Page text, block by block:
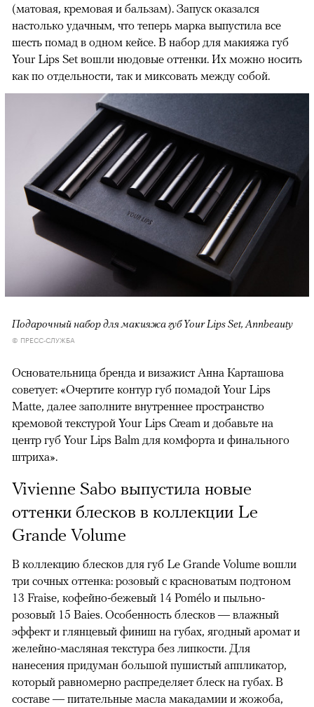
(матовая, кремовая и бальзам). Запуск оказался
настолько удачным, что теперь марка выпустила все
шесть помад в одном кейсе. В набор для макияжа губ
Your Lips Set вошли нюдовые оттенки. Их можно носить
как по отдельности, так и миксовать между собой.
Подарочный набор для макияжа губ Your Lips Set, Annbeauty
© ПРЕСС-СЛУЖБА
Основательница бренда и визажист Анна Карташова
советует: «Очертите контур губ помадой Your Lips
Matte, далее заполните внутреннее пространство
кремовой текстурой Your Lips Cream и добавьте на
центр губ Your Lips Balm для комфорта и финального
штриха».
Vivienne Sabo выпустила новые
оттенки блесков в коллекции Le
Grande Volume
В коллекцию блесков для губ Le Grande Volume вошли
три сочных оттенка: розовый с красноватым подтоном
13 Fraise, кофейно-бежевый 14 Pomélo и пыльно-
розовый 15 Baies. Особенность блесков — влажный
эффект и глянцевый финиш на губах, ягодный аромат и
желейно-масляная текстура без липкости. Для
нанесения придуман большой пушистый аппликатор,
который равномерно распределяет блеск на губах. В
составе — питательные масла макадамии и жожоба,